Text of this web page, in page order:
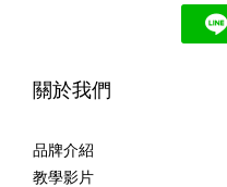
關於我們
品牌介紹
教學影片